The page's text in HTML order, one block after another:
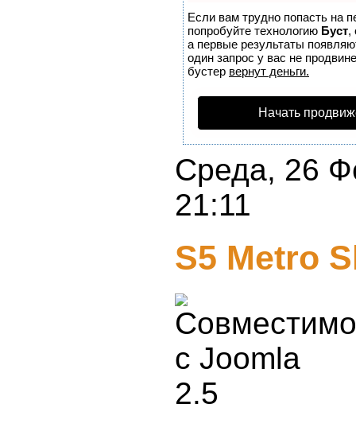
Если вам трудно попасть на
попробуйте технологию Буст,
а первые результаты
один запрос у вас не
бустер вернут деньги.
Начать
Среда, 26
21:11
S5 Metro